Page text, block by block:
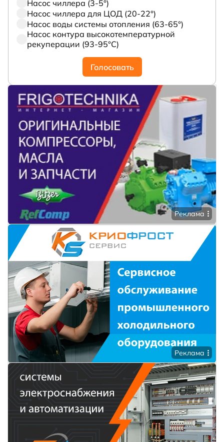
Насос чиллера (3-5°)
Насос чиллера для ЦОД (20-22°)
Насос воды системы отопления (63-65°)
Насос контура высокотемпературной
рекуперации (93-95°С)
Голосовать
Реклама
Реклама